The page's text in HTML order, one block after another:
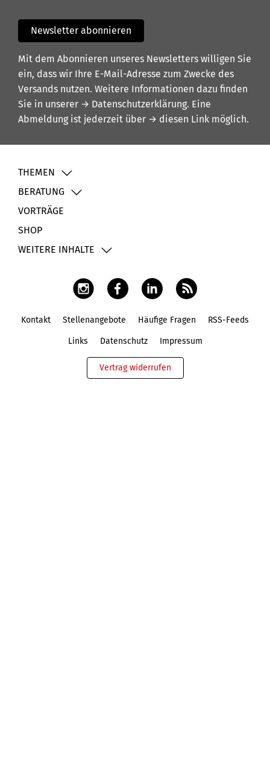
Newsletter abonnieren
Mit dem Abonnieren unseres Newsletters willigen Sie
ein, dass wir Ihre E-Mail-Adresse zum Zwecke des
Versands nutzen. Weitere Informationen dazu finden
Sie in unserer → Datenschutzerklärung. Eine
Abmeldung ist jederzeit über → diesen Link möglich.
THEMEN
BERATUNG
VORTRÄGE
SHOP
WEITERE INHALTE
Kontakt Stellenangebote Häufige Fragen RSS-Feeds
Links Datenschutz Impressum
Vertrag widerrufen